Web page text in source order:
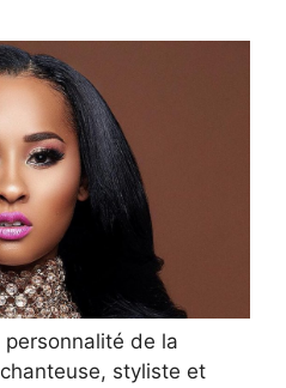
de la
styliste et